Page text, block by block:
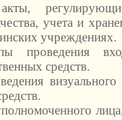
учета и
учреждениях.
проведения
средств.
визуального